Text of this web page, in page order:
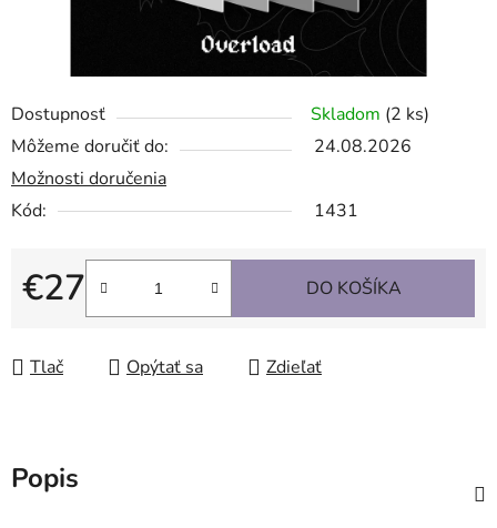
Dostupnosť Skladom (2 ks)
Môžeme doručiť do:
24.08.2026
Možnosti doručenia
Kód:
1431
€27
Jednotková cena:
DO KOŠÍKA
Tlač Opýtať sa Zdieľať
Popis